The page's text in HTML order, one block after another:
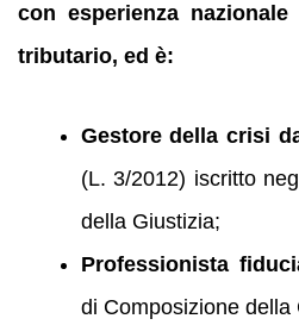
con esperienza
tributario, ed è:
Gestore della crisi
(L. 3/2012) iscritto
della Giustizia;
Professionista
di Composizione della